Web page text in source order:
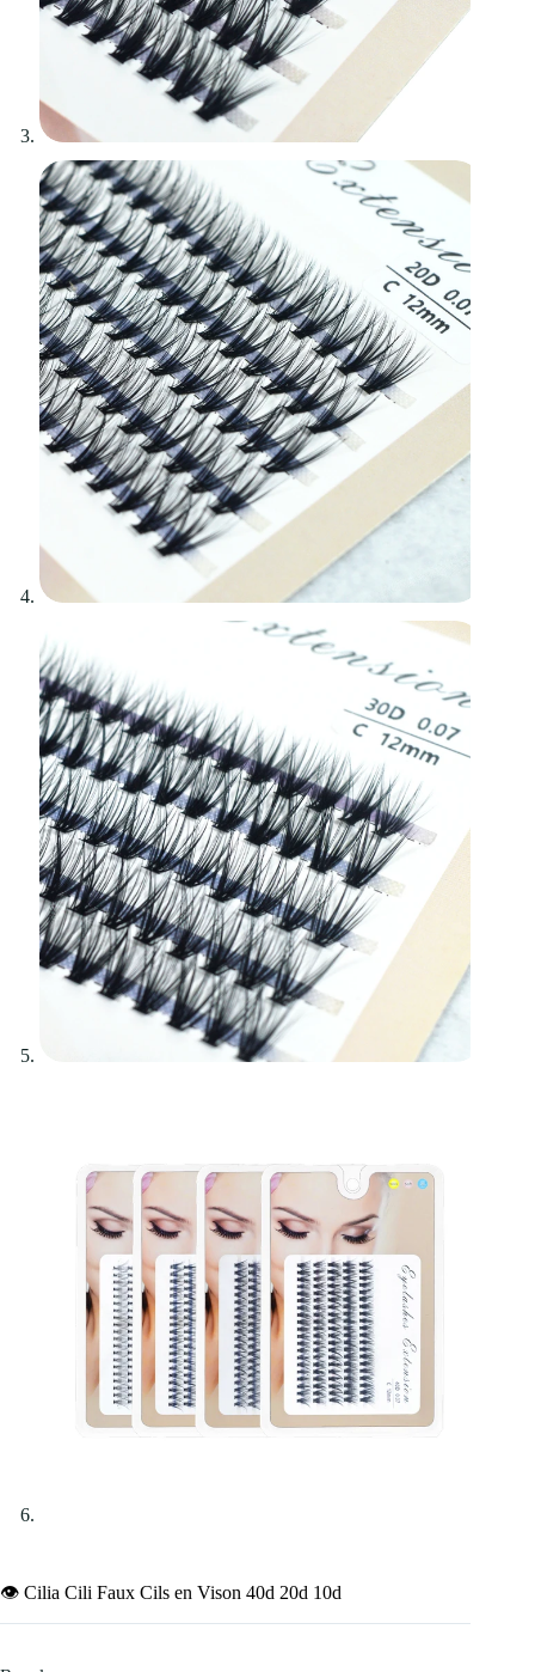
👁️ Cilia Cili Faux Cils en Vison 40d 20d 10d